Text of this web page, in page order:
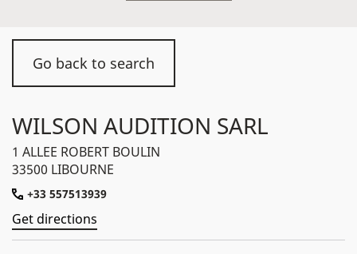
Go back to search
WILSON AUDITION SARL
1 ALLEE ROBERT BOULIN
33500 LIBOURNE
+33 557513939
Get directions